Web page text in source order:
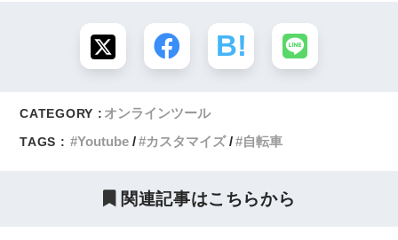
CATEGORY : オンラインツール
TAGS : Youtube カスタマイズ 自転車
関連記事はこちらから